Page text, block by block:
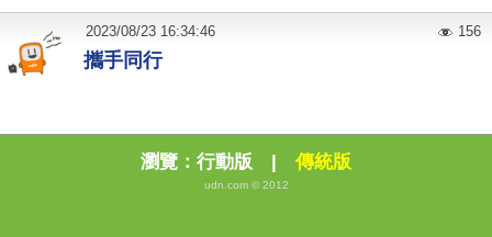
攜手同行
2023/08/23 16:34:46 156
瀏覽： 行動版 | 傳統版
udn.com © 2012